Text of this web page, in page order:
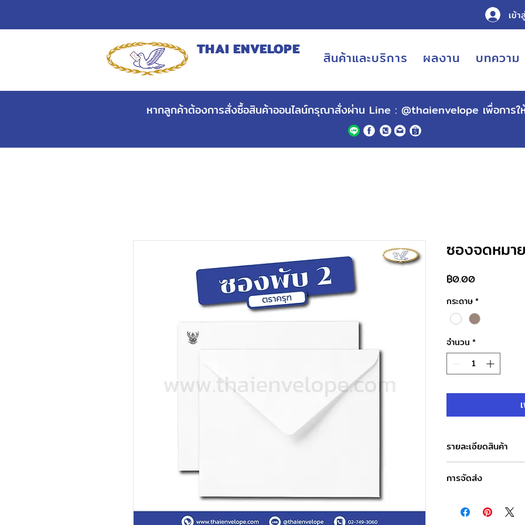
เข้า
THAI ENVELOPE สินค้าและบริการ ผลงาน บทความ
หากลูกค้าต้องการสั่งซื้อสินค้าออนไลน์กรุณาสั่งผ่าน Line : @thaienvelope เพื่อการ
ซองจดหม
฿0.00ราคา
กระดาษ*
จำนวน *
รายละเอียดสินค้า
ขนาดซอง : 21 x 25.4
ความหนา : ขาว 80
การบรรจุ : 500 ซอง/
การจัดส่ง
จันทร์-เสาร์ : 8.00-